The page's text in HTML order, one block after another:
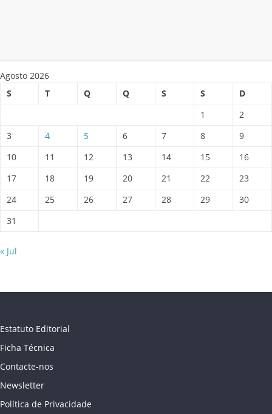
Agosto 2026
S
T Q Q S S
D
1
2
3
4 5 6 7 8
9
10
11 12 13 14 15
16
17
18 19 20 21 22
23
24
25 26 27 28 29
30
31
« Jul
Estatuto Editorial
Ficha Técnica
Contacte-nos
Newsletter
Política de Privacidade